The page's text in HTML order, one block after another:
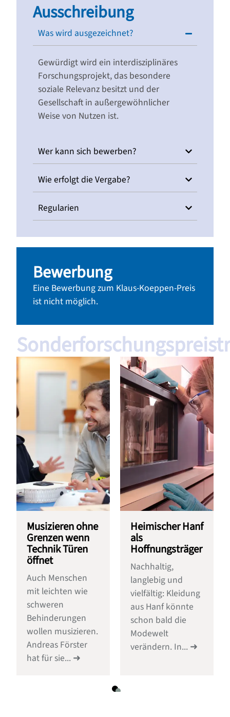
Ausschreibung
Was wird ausgezeichnet?
Gewürdigt wird ein interdisziplinäres
Forschungsprojekt, das besondere
soziale Relevanz besitzt und der
Gesellschaft in außergewöhnlicher
Weise von Nutzen ist.
Wer kann sich bewerben?
Wie erfolgt die Vergabe?
Regularien
Bewerbung
Eine Bewerbung zum Klaus-Koeppen-Preis
ist nicht möglich.
Musizieren ohne
Grenzen wenn
Technik Türen
öffnet
Auch Menschen
mit leichten wie
schweren
Behinderungen
wollen musizieren.
Andreas Förster
hat für sie...
Heimischer Hanf
als
Hoffnungsträger
Nachhaltig,
langlebig und
vielfältig: Kleidung
aus Hanf könnte
schon bald die
Modewelt
verändern. In...